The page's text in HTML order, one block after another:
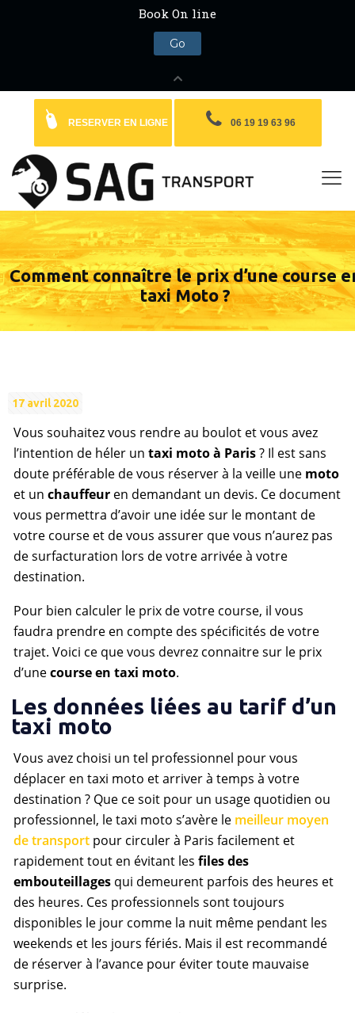
RESERVER EN LIGNE 06 19 19 63 96
Comment connaître le prix d’une course
taxi Moto ?
17 avril 2020
Vous souhaitez vous rendre au boulot et vous avez
l’intention de héler untaxi moto à Paris? Il est sans
doute préférable de vous réserver à la veille une moto
et unchauffeur en demandant un devis. Ce document
vous permettra d’avoir une idée sur le montant de
votre course et de vous assurer que vous n’aurez pas
de surfacturation lors de votre arrivée à votre
destination.
Pour bien calculer le prix de votre course, il vous
faudra prendre en compte des spécificités de votre
trajet. Voici ce que vous devrez connaitre sur le prix
d’unecourse en taxi moto.
Les données liées au tarif d’un
taxi moto
Vous avez choisi un tel professionnel pour vous
déplacer en taxi moto et arriver à temps à votre
destination ? Que ce soit pour un usage quotidien ou
professionnel, le taxi moto s’avère le meilleur moyen
de transport pour circuler à Paris facilement et
rapidement tout en évitant lesfiles des
embouteillages qui demeurent parfois des heures et
des heures. Ces professionnels sont toujours
disponibles le jour comme la nuit même pendant les
weekends et les jours fériés. Mais il est recommandé
de réserver à l’avance pour éviter toute mauvaise
surprise.